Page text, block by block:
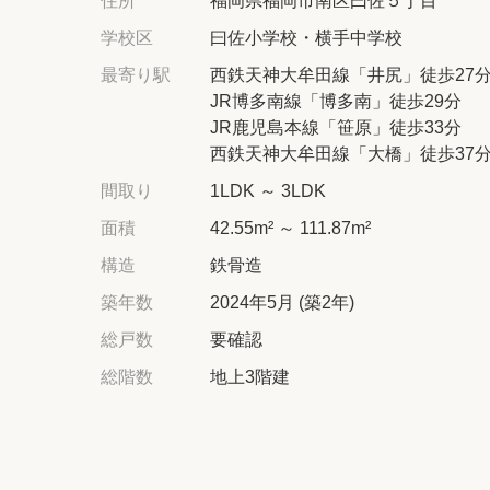
学校区
曰佐小学校・横手中学校
最寄り駅
西鉄天神大牟田線「井尻」徒歩27
JR博多南線「博多南」徒歩29分
JR鹿児島本線「笹原」徒歩33分
西鉄天神大牟田線「大橋」徒歩37
間取り
1LDK ～ 3LDK
面積
42.55m² ～ 111.87m²
構造
鉄骨造
築年数
2024年5月 (築2年)
総戸数
要確認
総階数
地上3階建